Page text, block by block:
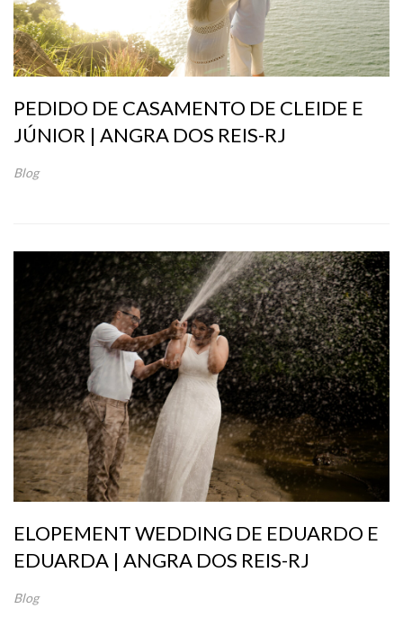
PEDIDO DE CASAMENTO DE CLEIDE E
JÚNIOR | ANGRA DOS REIS-RJ
Blog
ELOPEMENT WEDDING DE EDUARDO E
EDUARDA | ANGRA DOS REIS-RJ
Blog